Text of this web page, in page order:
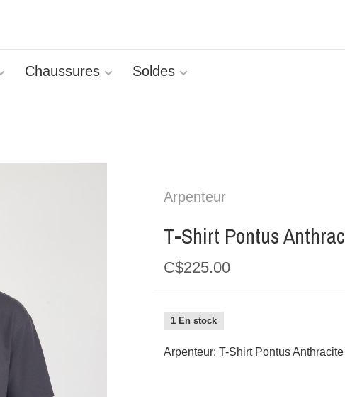
Chaussures Soldes
Arpenteur
T-Shirt Pontus
C$225.00
1 En stock
Arpenteur: T-Shirt Pontus Anthracite